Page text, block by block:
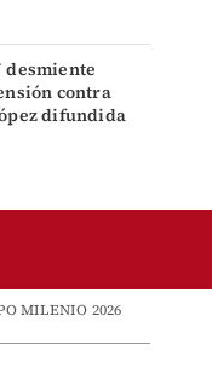
desmiente
contra
difundida
MILENIO 2026